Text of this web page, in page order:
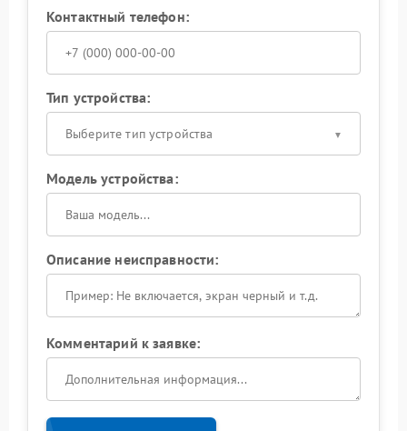
Контактный телефон:
Тип устройства:
Выберите тип устройства
Модель устройства:
Описание неисправности:
Комментарий к заявке: